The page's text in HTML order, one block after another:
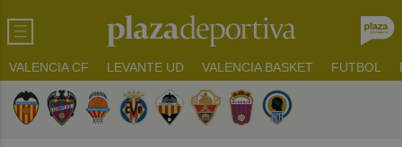
VALENCIA CF LEVANTE UD VALENCIA BASKET FUTBOL